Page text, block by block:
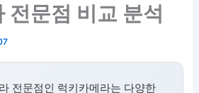
전문점 비교 분석
전문점인 럭키카메라는 다양한